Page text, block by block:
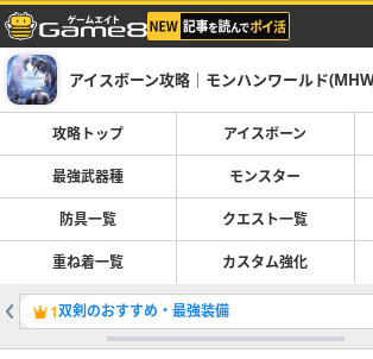
アイスボーン攻略｜モンハンワールド
攻略トップ アイスボーン
最強武器種 モンスター
防具一覧 クエスト一覧
重ね着一覧 カスタム強化
1双剣のおすすめ・最強装備